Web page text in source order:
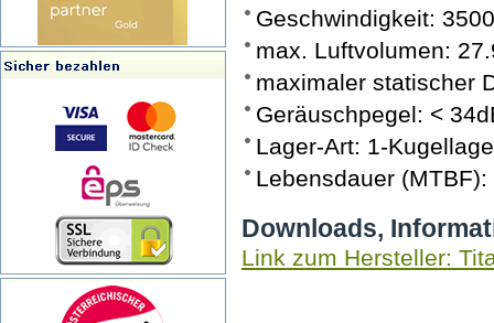
Geschwindigkeit:
max. Luftvolumen:
maximaler statischer
Geräuschpegel: <
Lager-Art: 1-
Lebensdauer
Downloads,
Link zum Hersteller: